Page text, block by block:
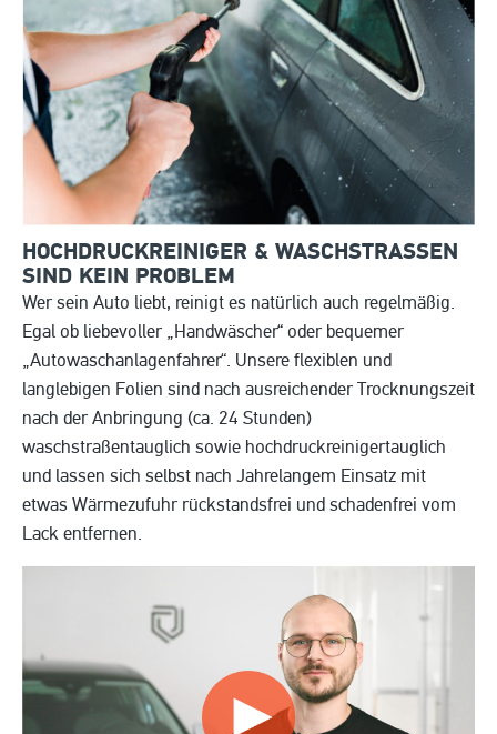
HOCHDRUCKREINIGER & WASCHSTRASSEN S
IND KEIN PROBLEM
Wer sein Auto liebt, reinigt es natürlich auch regelmäßig.
Egal ob liebevoller „Handwäscher“ oder bequemer
„Autowaschanlagenfahrer“. Unsere flexiblen und
langlebigen Folien sind nach ausreichender Trocknungszeit
nach der Anbringung (ca. 24 Stunden)
waschstraßentauglich sowie hochdruckreinigertauglich
und lassen sich selbst nach Jahrelangem Einsatz mit
etwas Wärmezufuhr rückstandsfrei und schadenfrei vom
Lack entfernen.